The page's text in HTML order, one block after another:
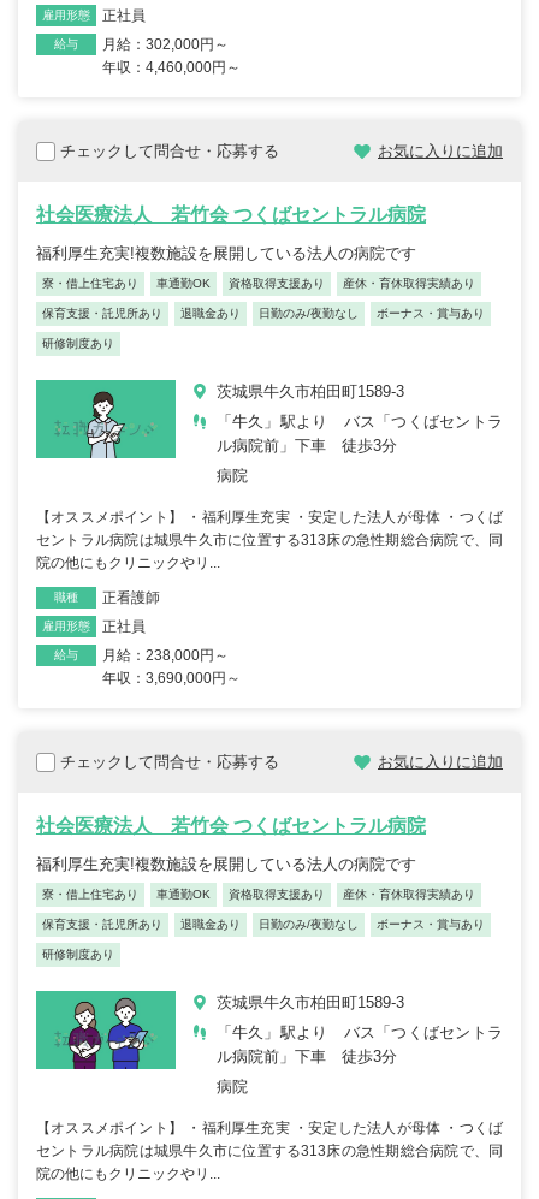
雇用形態 正社員
給与
月給：302,000円～
年収：4,460,000円～
チェックして問合せ・応募する お気に入りに追加
社会医療法人 若竹会 つくばセントラル病院
福利厚生充実!複数施設を展開している法人の病院です
寮・借上住宅あり 車通勤OK 資格取得支援あり 産休・育休取得実績あり
保育支援・託児所あり 退職金あり 日勤のみ/夜勤なし ボーナス・賞与あり
研修制度あり
茨城県牛久市柏田町1589-3
「牛久」駅より バス「つくばセントラ
ル病院前」下車 徒歩3分
病院
【オススメポイント】 ・福利厚生充実 ・安定した法人が母体 ・つくば
セントラル病院は城県牛久市に位置する313床の急性期総合病院で、同
院の他にもクリニックやリ...
職種 正看護師
雇用形態 正社員
給与
月給：238,000円～
年収：3,690,000円～
チェックして問合せ・応募する お気に入りに追加
社会医療法人 若竹会 つくばセントラル病院
福利厚生充実!複数施設を展開している法人の病院です
寮・借上住宅あり 車通勤OK 資格取得支援あり 産休・育休取得実績あり
保育支援・託児所あり 退職金あり 日勤のみ/夜勤なし ボーナス・賞与あり
研修制度あり
茨城県牛久市柏田町1589-3
「牛久」駅より バス「つくばセントラ
ル病院前」下車 徒歩3分
病院
【オススメポイント】 ・福利厚生充実 ・安定した法人が母体 ・つくば
セントラル病院は城県牛久市に位置する313床の急性期総合病院で、同
院の他にもクリニックやリ...